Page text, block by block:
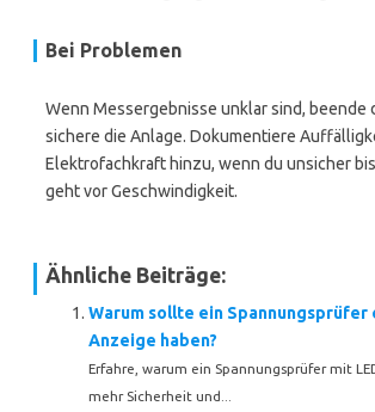
Bei Problemen
Wenn Messergebnisse unklar sind, beende
sichere die Anlage. Dokumentiere
Elektrofachkraft hinzu, wenn du unsicher
geht vor Geschwindigkeit.
Ähnliche Beiträge:
Warum sollte ein Spannungsprüfer
Anzeige haben?
Erfahre, warum ein Spannungsprüfer mit
mehr Sicherheit und...